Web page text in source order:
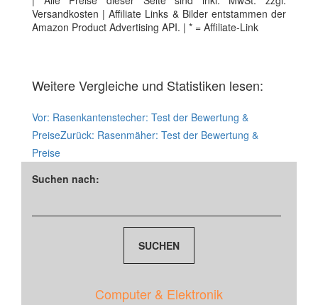
Versandkosten | Affiliate Links & Bilder entstammen der
Amazon Product Advertising API. | * = Affiliate-Link
Weitere Vergleiche und Statistiken lesen:
Vor: Rasenkantenstecher: Test der Bewertung &
PreiseZurück: Rasenmäher: Test der Bewertung &
Preise
Suchen nach:
Computer & Elektronik